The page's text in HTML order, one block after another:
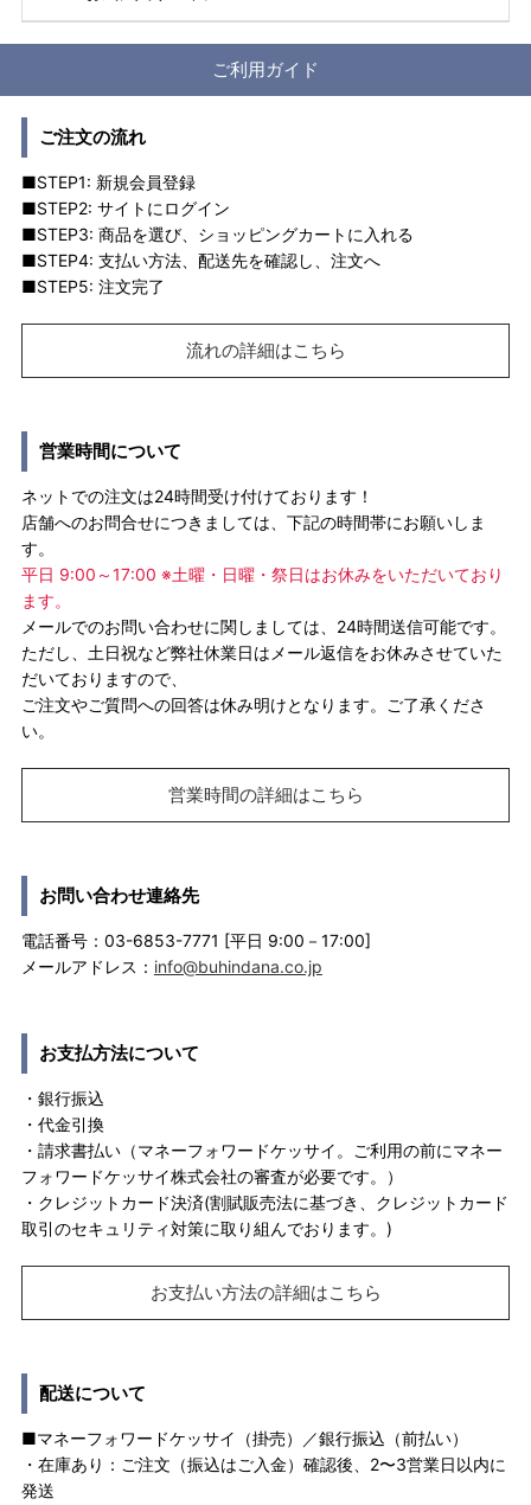
ご利用ガイド
ご注文の流れ
■STEP1: 新規会員登録
■STEP2: サイトにログイン
■STEP3: 商品を選び、ショッピングカートに入れる
■STEP4: 支払い方法、配送先を確認し、注文へ
■STEP5: 注文完了
流れの詳細はこちら
営業時間について
ネットでの注文は24時間受け付けております！
店舗へのお問合せにつきましては、下記の時間帯にお願いしま
す。
平日 9:00～17:00 ※土曜・日曜・祭日はお休みをいただいており
ます。
メールでのお問い合わせに関しましては、24時間送信可能です。
ただし、土日祝など弊社休業日はメール返信をお休みさせていた
だいておりますので、
ご注文やご質問への回答は休み明けとなります。ご了承くださ
い。
営業時間の詳細はこちら
お問い合わせ連絡先
電話番号：03-6853-7771 [平日 9:00－17:00]
メールアドレス： info@buhindana.co.jp
お支払方法について
・銀行振込
・代金引換
・請求書払い（マネーフォワードケッサイ。ご利用の前にマネー
フォワードケッサイ株式会社の審査が必要です。）
・クレジットカード決済(割賦販売法に基づき、クレジットカード
取引のセキュリティ対策に取り組んでおります。)
お支払い方法の詳細はこちら
配送について
■マネーフォワードケッサイ（掛売）／銀行振込（前払い）
・在庫あり：ご注文（振込はご入金）確認後、2〜3営業日以内に
発送